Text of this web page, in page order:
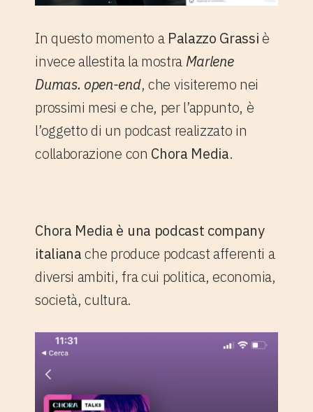
In questo momento a Palazzo Grassiè
invece allestita la mostraMarlene
Dumas. open-end, che visiteremo nei
prossimi mesi e che, per l’appunto, è
l’oggetto di un podcast realizzato in
collaborazione con Chora Media.
Chora Media è una podcast company
italianache produce podcast afferenti a
diversi ambiti, fra cui politica, economia,
società, cultura.